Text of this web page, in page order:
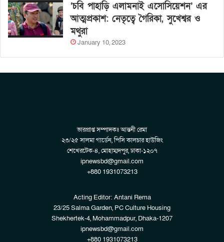
‘চবি পাহাড়ি এলামনাই এসোসিয়েশন’ এর
আত্মপ্রকাশ: নেতৃত্বে গৈরিকা, সুখেশ্বর ও
মথুরা
January 10, 2023
ভারপ্রাপ্ত সম্পাদকঃ আন্তনী রেমা
২৩/২৫ সালমা গার্ডেন, পিসি কালচার হাউজিং
শেখেরটেক-৪, মোহাম্মদপুর, ঢাকা-১২০৭
ipnewsbd@gmail.com
+880 1931073213
Acting Editor: Antani Rema
23/25 Salma Garden, PC Culture Housing
Shekhertek-4, Mohammadpur, Dhaka-1207
ipnewsbd@gmail.com
+880 1931073213